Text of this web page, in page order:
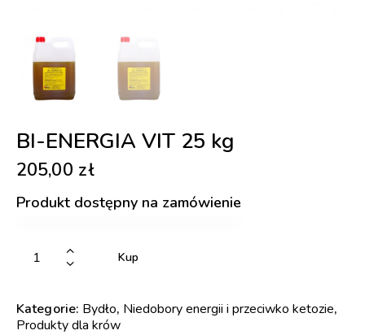
BI-ENERGIA VIT 25 kg
205,00 zł
Produkt dostępny na zamówienie
Kup
Kategorie: Bydło, Niedobory energii i przeciwko ketozie,
Produkty dla krów